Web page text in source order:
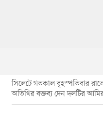
সিলেটে গতকাল বৃহস্পতিবার
অতিথির বক্তব্য দেন দলটির